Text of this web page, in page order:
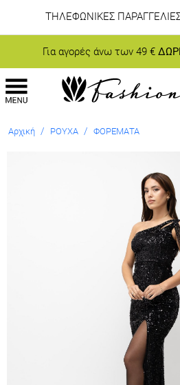
ΤΗΛΕΦΩΝΙΚΕΣ
Για αγορές άνω των 49 €
Αρχική / ΡΟΥΧΑ / ΦΟΡΕΜΑΤΑ